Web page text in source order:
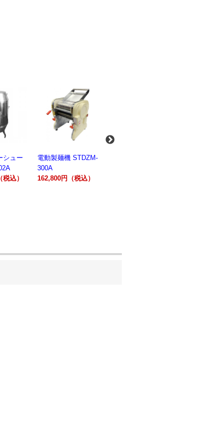
込）
業務用スパイラルミ
キサー 10L
HTHS10INK